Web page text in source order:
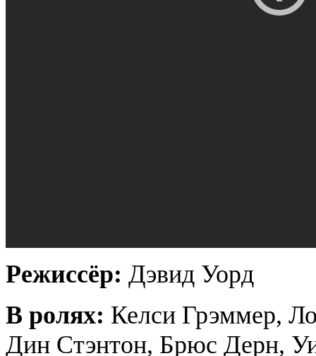
Режиссёр: Дэвид Уорд
В ролях: Келси Грэммер,
Дин Стэнтон, Брюс Дерн,